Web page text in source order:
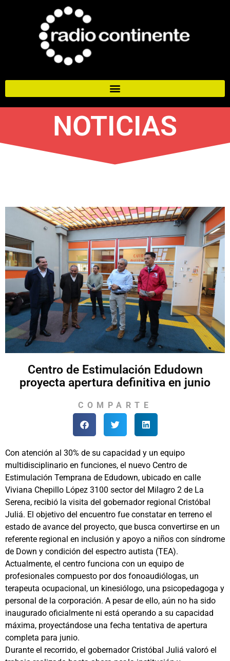
NOTICIAS
Centro de Estimulación Edudown
proyecta apertura definitiva en junio
COMPARTE
Con atención al 30% de su capacidad y un equipo
multidisciplinario en funciones, el nuevo Centro de
Estimulación Temprana de Edudown, ubicado en calle
Viviana Chepillo López 3100 sector del Milagro 2 de La
Serena, recibió la visita del gobernador regional Cristóbal
Juliá. El objetivo del encuentro fue constatar en terreno el
estado de avance del proyecto, que busca convertirse en un
referente regional en inclusión y apoyo a niños con síndrome
de Down y condición del espectro autista (TEA).
Actualmente, el centro funciona con un equipo de
profesionales compuesto por dos fonoaudiólogas, un
terapeuta ocupacional, un kinesiólogo, una psicopedagoga y
personal de la corporación. A pesar de ello, aún no ha sido
inaugurado oficialmente ni está operando a su capacidad
máxima, proyectándose una fecha tentativa de apertura
completa para junio.
Durante el recorrido, el gobernador Cristóbal Juliá valoró el